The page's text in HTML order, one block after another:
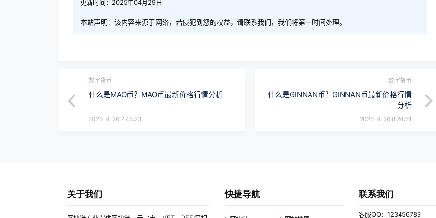
更新时间：2025年04月29日
本站声明：该内容来源于网络，若侵犯到您的权益，请联系我们，我们将第一时间处理。
数字货币
什么是MAO币？MAO币最新价格行情分析
2025-4-26 7:45:23
数字货币
什么是GINNAN币？GINNAN币最新价格行情
分析
2025-4-26 8:24:51
关于我们 快捷导航 联系我们
客服QQ：123456789